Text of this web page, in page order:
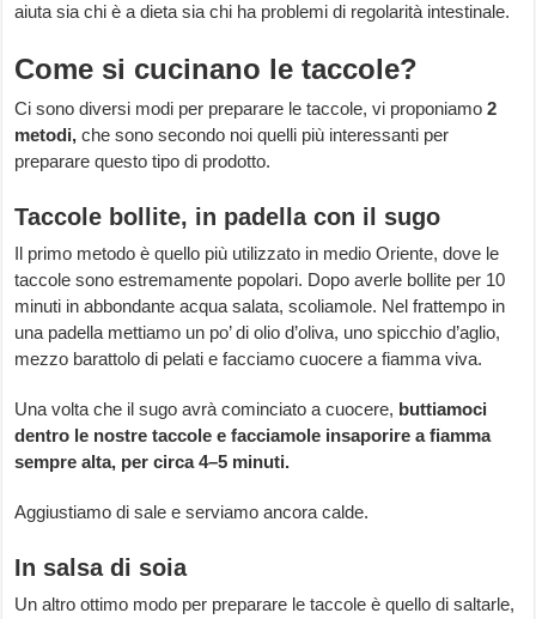
aiuta sia chi è a dieta sia chi ha problemi di regolarità intestinale.
Come si cucinano le taccole?
Ci sono diversi modi per preparare le taccole, vi proponiamo2
metodi, che sono secondo noi quelli più interessanti per
preparare questo tipo di prodotto.
Taccole bollite, in padella con il sugo
Il primo metodo è quello più utilizzato in medio Oriente, dove le
taccole sono estremamente popolari. Dopo averle bollite per 10
minuti in abbondante acqua salata, scoliamole. Nel frattempo in
una padella mettiamo un po’ di olio d’oliva, uno spicchio d’aglio,
mezzo barattolo di pelati e facciamo cuocere a fiamma viva.
Una volta che il sugo avrà cominciato a cuocere, buttiamoci
dentro le nostre taccole e facciamole insaporire a fiamma
sempre alta, per circa 4–5 minuti.
Aggiustiamo di sale e serviamo ancora calde.
In salsa di soia
Un altro ottimo modo per preparare le taccole è quello di saltarle,